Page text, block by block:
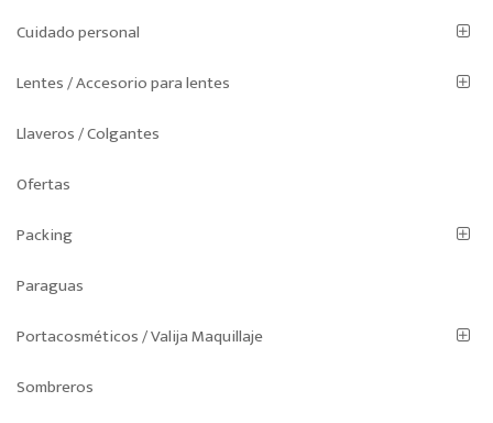
Cuidado personal
Lentes / Accesorio para lentes
Llaveros / Colgantes
Ofertas
Packing
Paraguas
Portacosméticos / Valija Maquillaje
Sombreros